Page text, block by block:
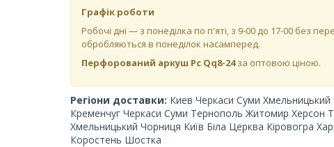
Графік роботи
Робочі дні — з понеділка по п'яті, з 9-00 до 17-00 без
обробляються в понеділок насамперед.
Перфорований аркуш Pc Qq8-24за оптовою ціною.
Регіони доставки: Киев Черкаси Суми Хмельницький
Кременчуг Черкаси Суми Тернополь Житомир
Хмельницький Чорниця Київ Біла Церква Кіровогра
Коростень Шостка